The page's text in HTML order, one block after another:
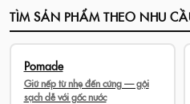
TÌM SẢN PHẨM THEO NHU
Pomade
Giữ nếp từ nhẹ đến cứng — gội
sạch dễ với gốc nước